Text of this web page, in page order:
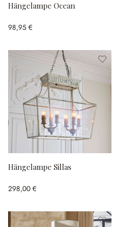
Hängelampe Ocean
98,95 €
Hängelampe Sillas
298,00 €